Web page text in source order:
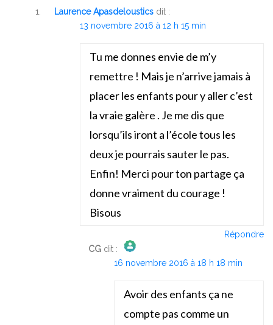
Laurence Apasdeloustics dit :
13 novembre 2016 à 12 h 15 min
Tu me donnes envie de m’y
remettre ! Mais je n’arrive jamais à
placer les enfants pour y aller c’est
la vraie galère . Je me dis que
lorsqu’ils iront a l’école tous les
deux je pourrais sauter le pas.
Enfin! Merci pour ton partage ça
donne vraiment du courage !
Bisous
Répondre
CG dit :
The Real Person Badge!
16 novembre 2016 à 18 h 18 min
Avoir des enfants ça ne
compte pas comme un